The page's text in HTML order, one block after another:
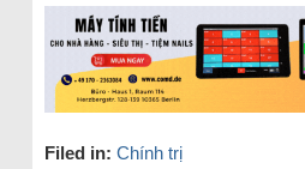
Filed in: Chính trị